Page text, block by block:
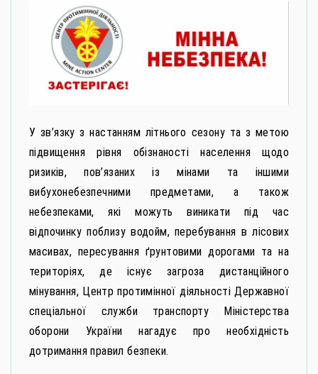
У зв’язку з настанням літнього сезону та з метою
підвищення рівня обізнаності населення щодо
ризиків, пов’язаних із мінами та іншими
вибухонебезпечними предметами, а також
небезпеками, які можуть виникати під час
відпочинку поблизу водойм, перебування в лісових
масивах, пересування ґрунтовими дорогами та на
територіях, де існує загроза дистанційного
мінування, Центр протимінної діяльності Державної
спеціальної служби транспорту Міністерства
оборони України нагадує про необхідність
дотримання правил безпеки.